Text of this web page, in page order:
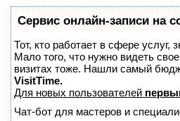
Сервис онлайн-записи на
Тот, кто работает в сфере услуг,
Мало того, что нужно видеть
визитах тоже. Нашли самый
VisitTime.
Для новых пользователей
Чат-бот для мастеров и